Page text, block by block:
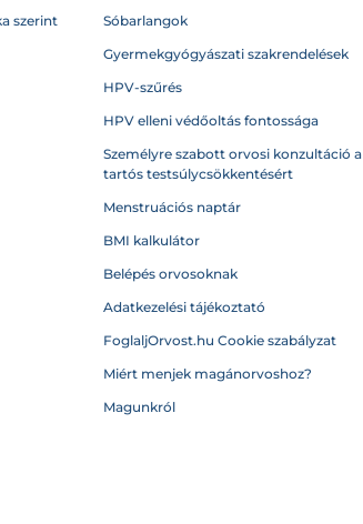
szerint
Sóbarlangok
Gyermekgyógyászati szakrendelések
HPV-szűrés
HPV elleni védőoltás fontossága
Személyre szabott orvosi konzultáció a
tartós testsúlycsökkentésért
Menstruációs naptár
BMI kalkulátor
Belépés orvosoknak
Adatkezelési tájékoztató
FoglaljOrvost.hu Cookie szabályzat
Miért menjek magánorvoshoz?
Magunkról